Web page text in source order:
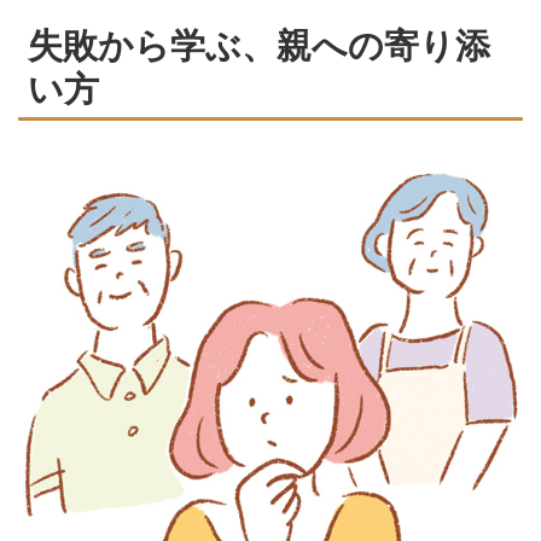
失敗から学ぶ、親への寄り添
い方